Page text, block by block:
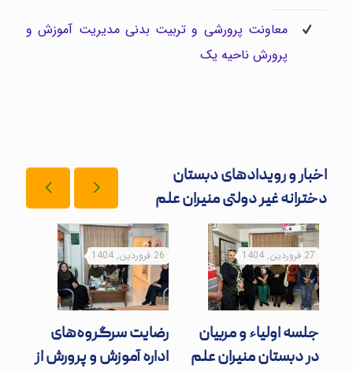
معاونت پرورشی و تربیت بدنی مدیریت آموزش و
پرورش ناحیه یک
اخبار و رویدادهای دبستان
دخترانه غیر دولتی منیران علم
27 فروردین, 1404
جلسه اولیاء و مربیان
در دبستان منیران علم
26 فروردین, 1404
رضایت سرگروه‌های
اداره آموزش و پرورش از